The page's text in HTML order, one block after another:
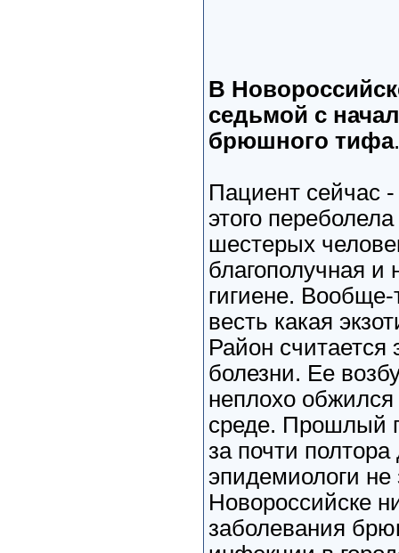
В
седьмой с
брюшного тифа.
Пациент сейчас
этого
шестерых
благополучная
гигиене.
весть какая
Район
болезни. Ее
неплохо
среде. Прошлый
за почти полтора
эпидемиологи не
Новороссийске
заболевания